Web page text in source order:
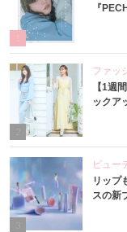
『
ファッ
【1週
ックア
3
ビュー
リップ
スの新